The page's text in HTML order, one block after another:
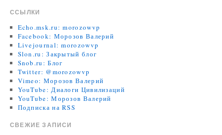
ССЫЛКИ
Echo.msk.ru: morozowvp
Facebook: Морозов Валерий
Livejournal: morozowvp
Slon.ru: Закрытый блог
Snob.ru: Блог
Twitter: @morozowvp
Vimeo: Морозов Валерий
YouTube: Диалоги Цивилизаций
YouTube: Морозов Валерий
Подписка на RSS
СВЕЖИЕ ЗАПИСИ